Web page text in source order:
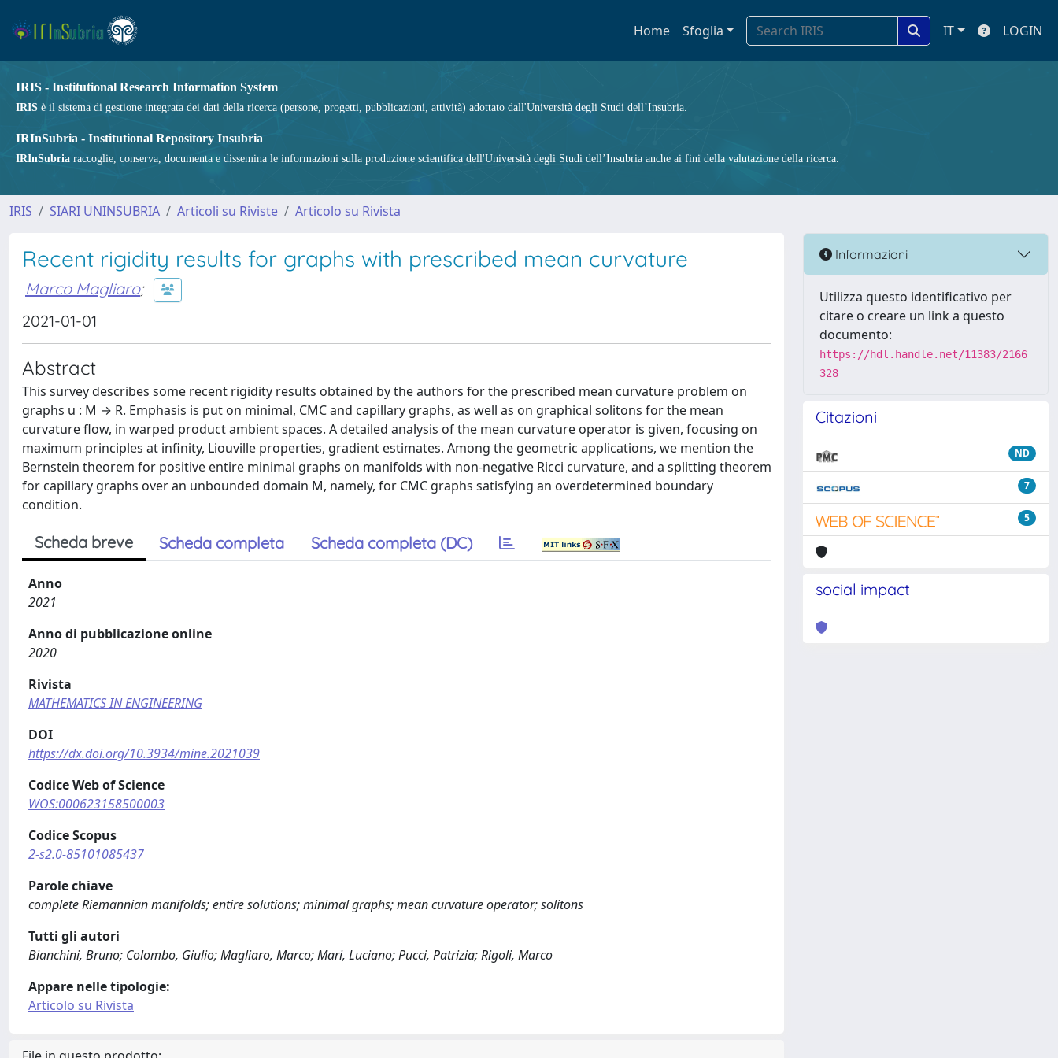
Home Sfoglia IT LOGIN
IRIS - Institutional Research Information System
IRIS è il sistema di gestione integrata dei dati della ricerca (persone, progetti, pubblicazioni, attività) adottato dall'Università degli Studi dell’Insubria.
IRInSubria - Institutional Repository Insubria
IRInSubria raccoglie, conserva, documenta e dissemina le informazioni sulla produzione scientifica dell'Università degli Studi dell’Insubria anche ai fini della valutazione della ricerca.
IRIS SIARI UNINSUBRIA Articoli su Riviste Articolo su Rivista
Recent rigidity results for graphs with prescribed mean curvature
Marco Magliaro;
2021-01-01
Abstract
This survey describes some recent rigidity results obtained by the authors for the prescribed mean curvature problem on
graphs u : M → R. Emphasis is put on minimal, CMC and capillary graphs, as well as on graphical solitons for the mean
curvature flow, in warped product ambient spaces. A detailed analysis of the mean curvature operator is given, focusing on
maximum principles at infinity, Liouville properties, gradient estimates. Among the geometric applications, we mention the
Bernstein theorem for positive entire minimal graphs on manifolds with non-negative Ricci curvature, and a splitting theorem
for capillary graphs over an unbounded domain M, namely, for CMC graphs satisfying an overdetermined boundary
condition.
Scheda breve Scheda completa Scheda completa (DC)
Anno
2021
Anno di pubblicazione online
2020
Rivista
MATHEMATICS IN ENGINEERING
DOI
https://dx.doi.org/10.3934/mine.2021039
Codice Web of Science
WOS:000623158500003
Codice Scopus
2-s2.0-85101085437
Parole chiave
complete Riemannian manifolds; entire solutions; minimal graphs; mean curvature operator; solitons
Tutti gli autori
Bianchini, Bruno; Colombo, Giulio; Magliaro, Marco; Mari, Luciano; Pucci, Patrizia; Rigoli, Marco
Appare nelle tipologie:
Articolo su Rivista
Informazioni
Utilizza questo identificativo per
citare o creare un link a questo
documento:
https://hdl.handle.net/11383/2166
328
Citazioni
ND
7
5
social impact